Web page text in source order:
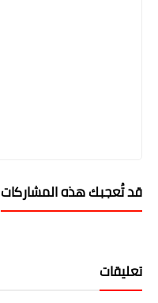
قد تُعجبك هذه المشاركات
تعليقات